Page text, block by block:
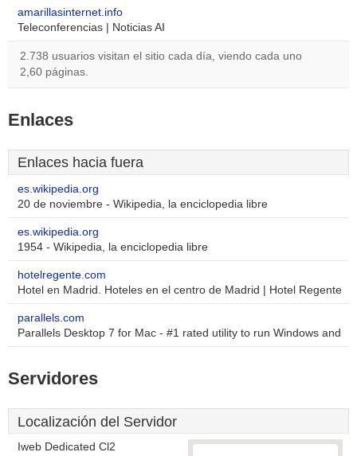
amarillasinternet.info
Teleconferencias | Noticias AI
2.738 usuarios visitan el sitio cada día, viendo cada uno
2,60 páginas.
Enlaces
Enlaces hacia fuera
es.wikipedia.org
20 de noviembre - Wikipedia, la enciclopedia libre
es.wikipedia.org
1954 - Wikipedia, la enciclopedia libre
hotelregente.com
Hotel en Madrid. Hoteles en el centro de Madrid | Hotel Regente
parallels.com
Parallels Desktop 7 for Mac - #1 rated utility to run Windows and
Servidores
Localización del Servidor
Iweb Dedicated Cl2